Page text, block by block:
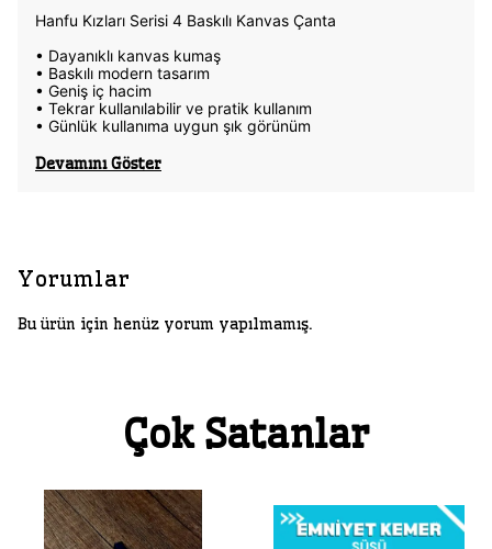
Hanfu Kızları Serisi 4 Baskılı Kanvas Çanta
• Dayanıklı kanvas kumaş
• Baskılı modern tasarım
• Geniş iç hacim
• Tekrar kullanılabilir ve pratik kullanım
• Günlük kullanıma uygun şık görünüm
Devamını Göster
Yorumlar
Bu ürün için henüz yorum yapılmamış.
Çok Satanlar